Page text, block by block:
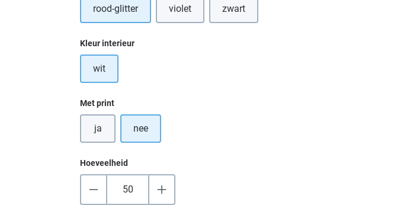
rood-glitter violet zwart
Selecteer
Kleur interieur
wit
Selecteer
Met print
ja nee
Hoeveelheid